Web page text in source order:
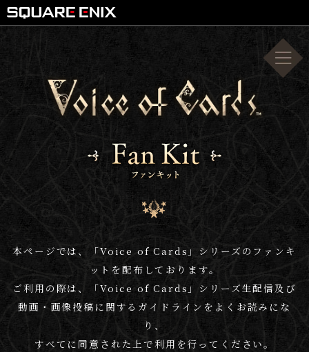
本ページでは、「Voice of Cards」シリーズのファンキ
ットを配布しております。
ご利用の際は、「Voice of Cards」シリーズ生配信及び
動画・画像投稿に関するガイドラインをよくお読みにな
り、
すべてに同意された上で利用を行ってください。